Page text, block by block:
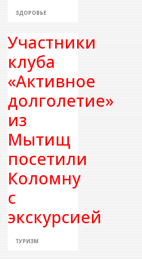
ЗДОРОВЬЕ
Участники
клуба
«Активное
долголетие»
из
Мытищ
посетили
Коломну
с
экскурсией
ТУРИЗМ